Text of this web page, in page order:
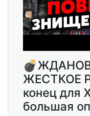
ЖЕСТКОЕ
конец для
большая